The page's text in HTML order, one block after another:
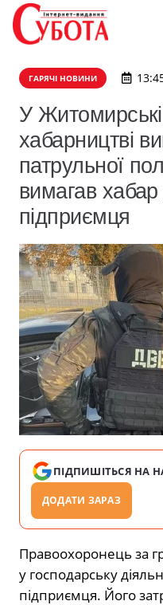
ГАРЯЧІ НОВИНИ
У
хабарництві
патрульної
вимагав
підприємця
ПІДПИШІТЬСЯ НА
ДОДАТИ ЗАРАЗ
Правоохоронець за
у господарську
підприємця. Його